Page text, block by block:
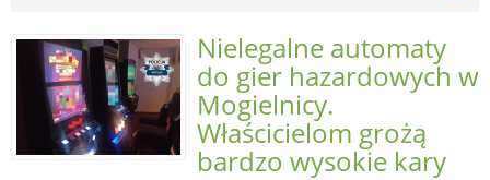
Nielegalne automaty
do gier hazardowych w
Mogielnicy.
Właścicielom grożą
bardzo wysokie kary